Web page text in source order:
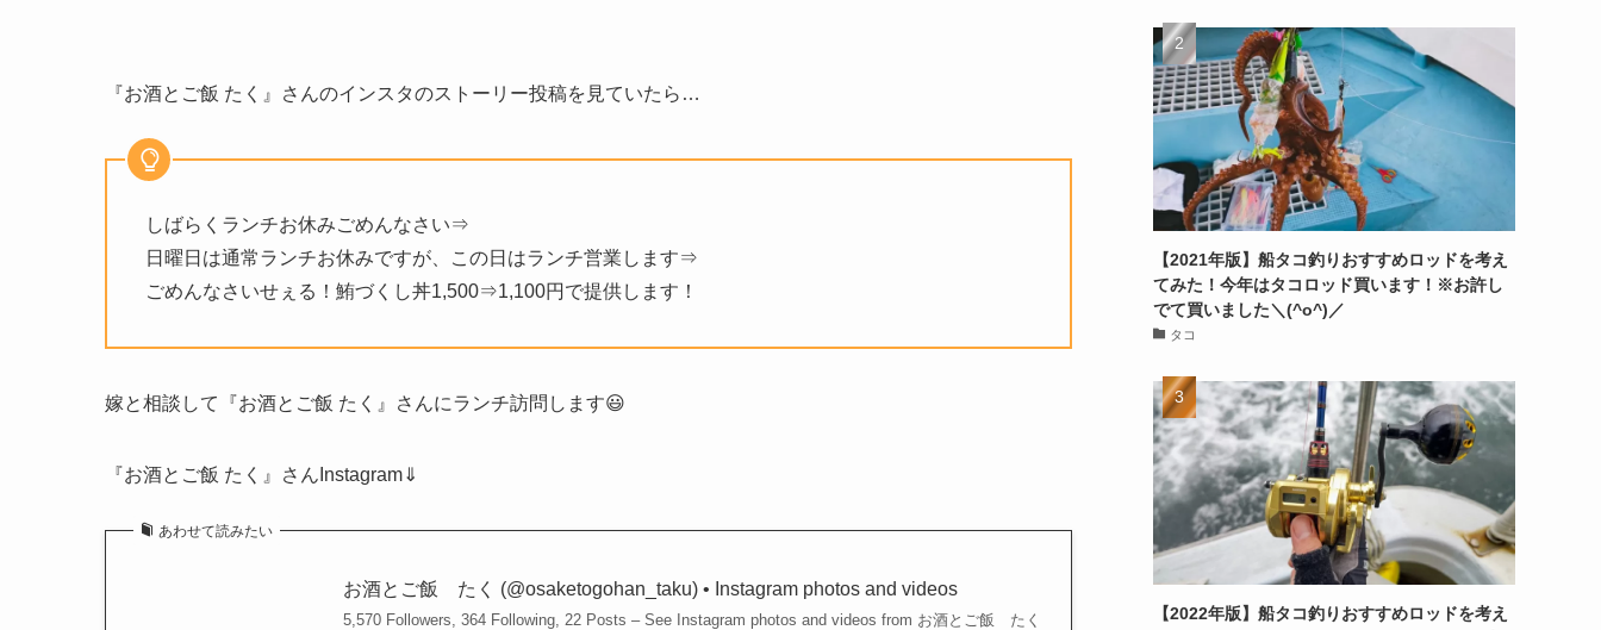
『お酒とご飯 たく』さんのインスタのストーリー投稿を見ていたら…
しばらくランチお休みごめんなさい⇒
日曜日は通常ランチお休みですが、この日はランチ営業します⇒
ごめんなさいせぇる！鮪づくし丼1,500⇒1,100円で提供します！
嫁と相談して『お酒とご飯 たく』さんにランチ訪問します😃
『お酒とご飯 たく』さんInstagram⇓
あわせて読みたい
お酒とご飯 たく (@osaketogohan_taku) • Instagram photos and videos
5,570 Followers, 364 Following, 22 Posts – See Instagram photos and videos from お酒とご飯 たく
【2021年版】船タコ釣りおすすめロッドを考え
てみた！今年はタコロッド買います！※お許し
でて買いました＼(^o^)／
タコ
【2022年版】船タコ釣りおすすめロッドを考え